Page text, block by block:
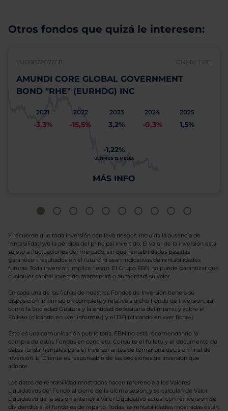
Otros fondos que quizá le interesen:
LU0987207668 CNMV: 1495
AMUNDI CORE GLOBAL GOVERNMENT
BOND "RHE" (EURHDG) INC
2021
-3,3%
2022
-15,5%
2023
3,2%
2024
-0,3%
2025
1,5%
-1,22%
ÚLTIMOS 12 MESES
MÁS INFO
Y recuerde que toda inversión conlleva riesgos, incluida la ausencia de
rentabilidad y/o la pérdida del principal invertido. El valor de la inversión está
sujeto a fluctuaciones del mercado, sin que rentabilidades pasadas
garanticen resultados en el futuro ni sean indicativas de rentabilidades
futuras. Toda inversión implica riesgo. El Grupo EBN no puede garantizar que
cualquier capital invertido mantendrá o aumentará su valor.
En cada una de las fichas de nuestros Fondos de Inversión tiene a su
disposición información completa y relativa a dicho Fondo de Inversión, así
como la Sociedad Gestora y la entidad depositaria del mismo y sobre el
Folleto (clicando en «ver informe») y el DFI (clicando en «ver ficha»).
Esto es una comunicación publicitaria. EBN no está recomendando la
compra de estos Fondos en concreto. Consulte el folleto y el documento de
datos fundamentales para el inversor antes de tomar una decisión final de
inversión. El Cliente es responsable de las decisiones de inversión que
adopte.
Los datos de rentabilidad mostrados hacen referencia a los Valores
Liquidativos del Fondo al cierre de la última sesión, y se calculan de Valor
Liquidativo de la sesión anterior a Valor Liquidativo actual con reinversión de
dividendos si el fondo es de reparto. Todas las rentabilidades mostradas están